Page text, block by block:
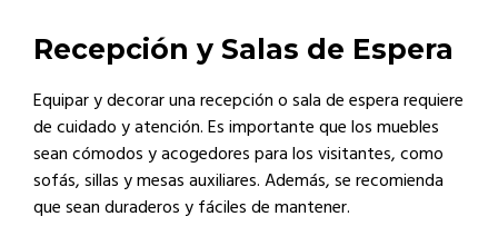
Acepto los términos
y condiciones de la
Política de
Privacidad
Acepto los términos
y condiciones de la
Política de
Privacidad
Recepción y Salas de Espera
Equipar y decorar una recepción o sala de espera requiere
de cuidado y atención. Es importante que los muebles
sean cómodos y acogedores para los visitantes, como
sofás, sillas y mesas auxiliares. Además, se recomienda
que sean duraderos y fáciles de mantener.
Acepto los términos
y condiciones de la
Política de
Privacidad
Acepto los términos
y condiciones de la
Política de
Privacidad
Acepto los términos
y condiciones de la
Política de
Privacidad
Acepto los términos
y condiciones de la
Política de
Privacidad
Acepto los términos
y condiciones de la
Política de
Privacidad
Acepto los términos
y condiciones de la
Política de
Privacidad